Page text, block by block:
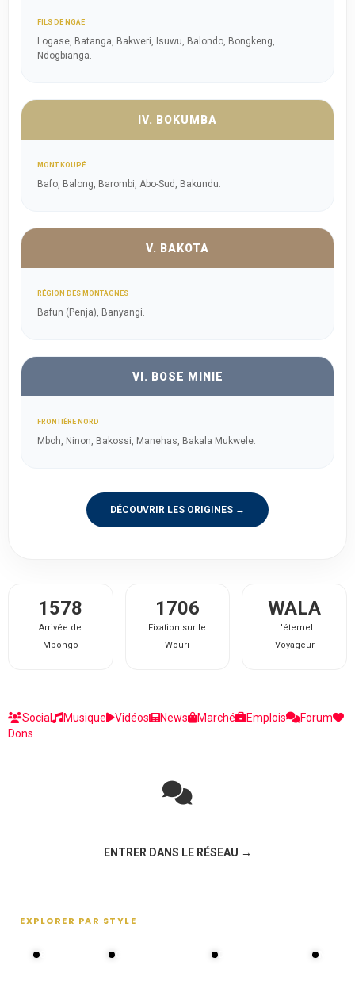
FILS DE NGAE
Logase, Batanga, Bakweri, Isuwu, Balondo, Bongkeng,
Ndogbianga.
IV. BOKUMBA
MONT KOUPÉ
Bafo, Balong, Barombi, Abo-Sud, Bakundu.
V. BAKOTA
RÉGION DES MONTAGNES
Bafun (Penja), Banyangi.
VI. BOSE MINIE
FRONTIÈRE NORD
Mboh, Ninon, Bakossi, Manehas, Bakala Mukwele.
DÉCOUVRIR LES ORIGINES →
1578
Arrivée de
Mbongo
1706
Fixation sur le
Wouri
WALA
L'éternel
Voyageur
Social Musique Vidéos News Marché Emplois
Forum
Dons
ENTRER DANS LE RÉSEAU →
EXPLORER PAR STYLE